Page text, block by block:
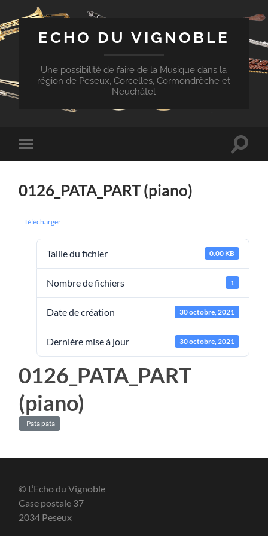
ECHO DU VIGNOBLE
Une possibilité de faire de la Musique dans la
région de Peseux, Corcelles, Cormondrèche et
Neuchâtel
Toggle
mobile
Toggle
0126_PATA_PART (piano)
Télécharger
Taille du fichier 0.00 KB
Nombre de fichiers 1
Date de création 30 octobre, 2021
Dernière mise à jour 30 octobre, 2021
0126_PATA_PART
(piano)
Pata pata
© L’Echo du Vignoble
Case postale 37
2034 Peseux